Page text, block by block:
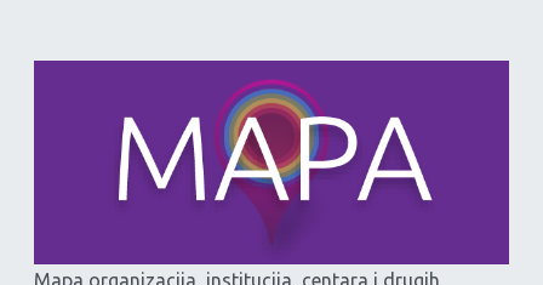
Mapa organizacija, institucija, centara i drugih